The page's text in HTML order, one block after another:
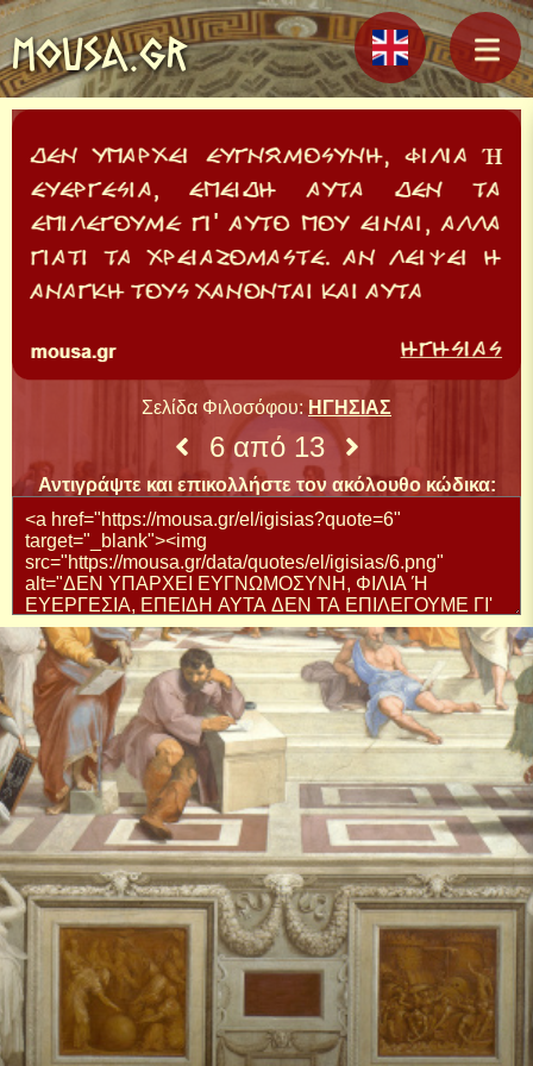
MOUSA.GR
Σελίδα Φιλοσόφου: ΗΓΗΣΙΑΣ
6 από 13
Αντιγράψτε και επικολλήστε τον ακόλουθο κώδικα: